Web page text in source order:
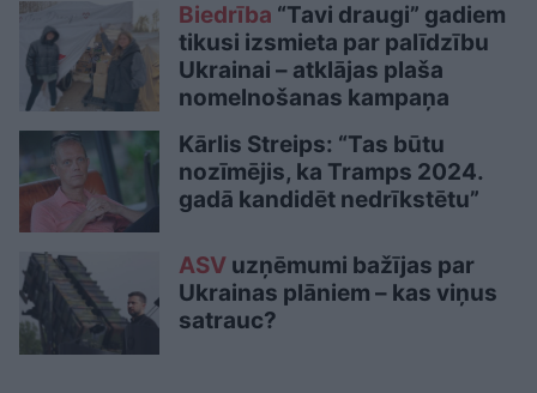
Biedrība “Tavi draugi” gadiem
tikusi izsmieta par palīdzību
Ukrainai – atklājas plaša
nomelnošanas kampaņa
Kārlis Streips: “Tas būtu
nozīmējis, ka Tramps 2024.
gadā kandidēt nedrīkstētu”
ASV uzņēmumi bažījas par
Ukrainas plāniem – kas viņus
satrauc?